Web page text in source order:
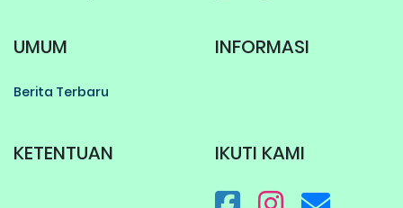
UMUM
Berita Terbaru
INFORMASI
KETENTUAN IKUTI KAMI